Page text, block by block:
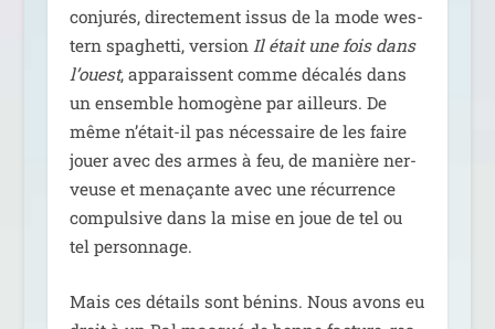
conju­rés, direc­te­ment issus de la mode wes­
tern spa­ghet­ti, ver­sion Il était une fois dans
l’ouest, appa­raissent comme déca­lés dans
un ensemble homo­gène par ailleurs. De
même n’était-il pas néces­saire de les faire
jouer avec des armes à feu, de manière ner­
veuse et mena­çante avec une récur­rence
com­pul­sive dans la mise en joue de tel ou
tel personnage.
Mais ces détails sont bénins. Nous avons eu